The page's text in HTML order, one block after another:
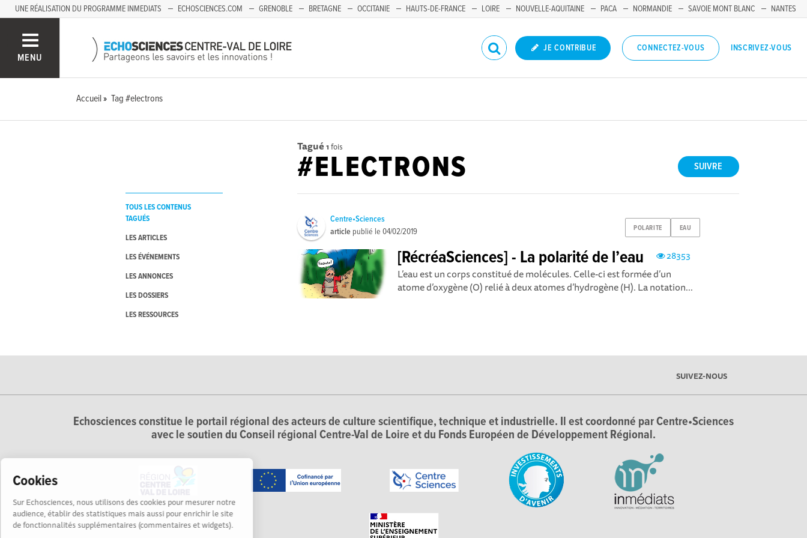
Cookies
Sur Echosciences, nous utilisons des cookies pour mesurer notre
audience, établir des statistiques mais aussi pour enrichir le site
de fonctionnalités supplémentaires (commentaires et widgets).
UNE RÉALISATION DU PROGRAMME INMEDIATS ECHOSCIENCES.COM GRENOBLE BRETAGNE OCCITANIE HAUTS-DE-FRANCE LOIRE NOUVELLE-AQUITAINE PACA NORMANDIE SAVOIE MONT BLANC
NANTES
MENU
JE CONTRIBUE CONNECTEZ-VOUS INSCRIVEZ-VOUS
Accueil Tag #electrons
TOUS LES CONTENUS
TAGUÉS
LES ARTICLES
LES ÉVÉNEMENTS
LES ANNONCES
LES DOSSIERS
LES RESSOURCES
Tagué 1 fois
SUIVRE
#ELECTRONS
POLARITE EAU
Centre•Sciences
article publié le04/02/2019
28353
[RécréaSciences] - La polarité de l’eau
L’eau est un corps constitué de molécules. Celle-ci est formée d’un
atome d’oxygène (O) relié à deux atomes d’hydrogène (H). La notation...
SUIVEZ-NOUS
Echosciences constitue le portail régional des acteurs de culture scientifique, technique et industrielle. Il est coordonné par Centre•Sciences
avec le soutien du Conseil régional Centre-Val de Loire et du Fonds Européen de Développement Régional.